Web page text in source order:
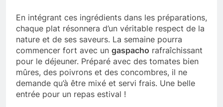
En intégrant ces ingrédients dans les préparations,
chaque plat résonnera d’un véritable respect de la
nature et de ses saveurs. La semaine pourra
commencer fort avec un gaspacho rafraîchissant
pour le déjeuner. Préparé avec des tomates bien
mûres, des poivrons et des concombres, il ne
demande qu’à être mixé et servi frais. Une belle
entrée pour un repas estival !